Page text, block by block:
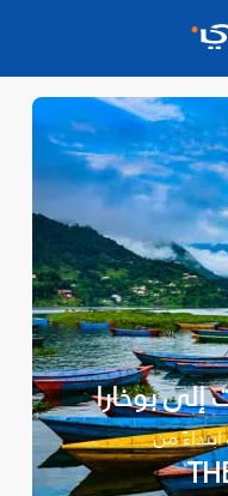
إلى بوخارا
من